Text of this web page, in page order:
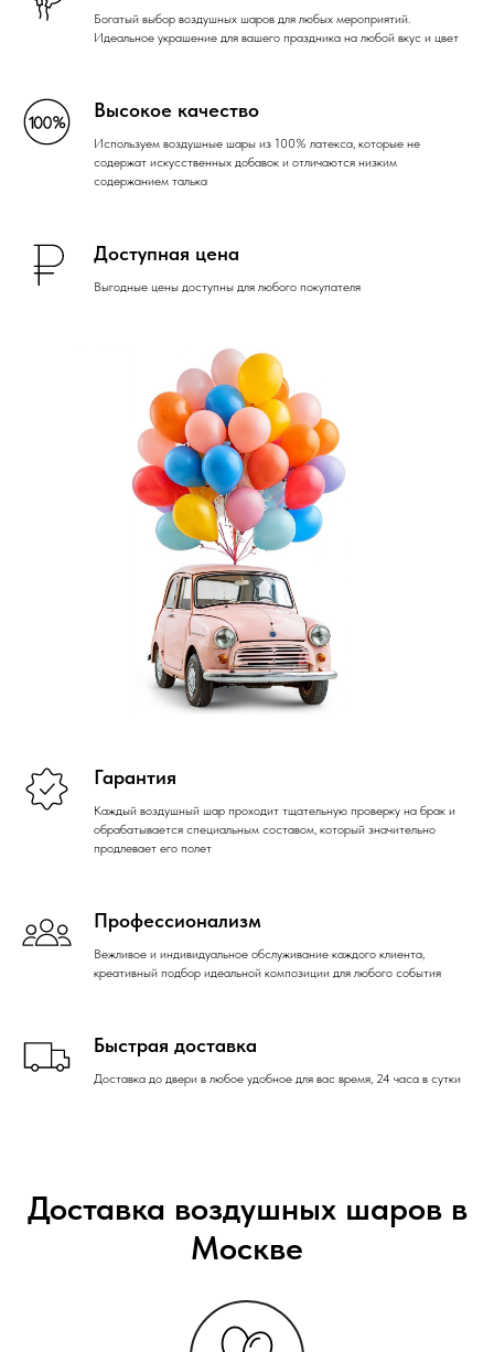
Богатый выбор воздушных шаров для любых мероприятий.
Идеальное украшение для вашего праздника на любой вкус и цвет
Высокое качество
Используем воздушные шары из 100% латекса, которые не
содержат искусственных добавок и отличаются низким
содержанием талька
Доступная цена
Выгодные цены доступны для любого покупателя
Гарантия
Каждый воздушный шар проходит тщательную проверку на брак и
обрабатывается специальным составом, который значительно
продлевает его полет
Профессионализм
Вежливое и индивидуальное обслуживание каждого клиента,
креативный подбор идеальной композиции для любого события
Быстрая доставка
Доставка до двери в любое удобное для вас время, 24 часа в сутки
Доставка воздушных шаров в
Москве